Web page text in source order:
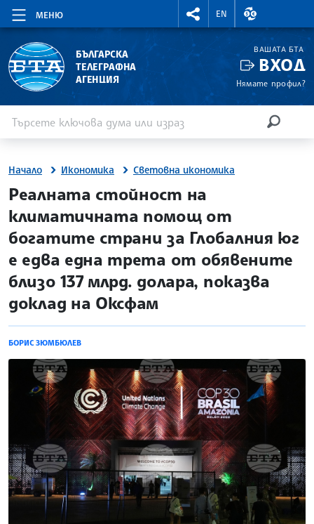
МЕНЮ
RIGHTMENU.SOCIAL
EN
ВАЛУТНИ
БЪЛГАРСКА
ТЕЛЕГРАФНА
АГЕНЦИЯ
ВАШАТА БТА
ВХОД
Нямате профил?
Начало Икономика Световна икономика
site.bta
Реалната стойност на
климатичната помощ от
богатите страни за Глобалния юг
е едва една трета от обявените
близо 137 млрд. долара, показва
доклад на Оксфам
БОРИС ЗЮМБЮЛЕВ